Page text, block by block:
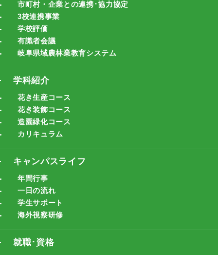
市町村・企業との連携･協力協定
3校連携事業
学校評価
有識者会議
岐阜県域農林業教育システム
学科紹介
花き生産コース
花き装飾コース
造園緑化コース
カリキュラム
キャンパスライフ
年間行事
一日の流れ
学生サポート
海外視察研修
就職･資格